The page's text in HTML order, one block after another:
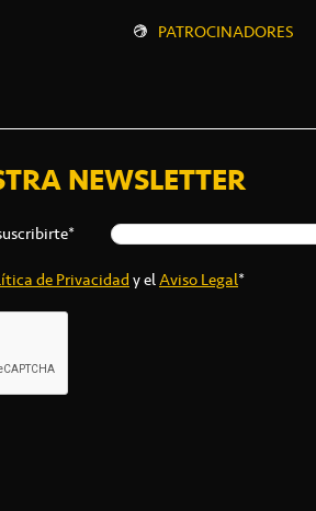
PATROCINADORES
NEWSLETTER
de Privacidady elAviso Legal*